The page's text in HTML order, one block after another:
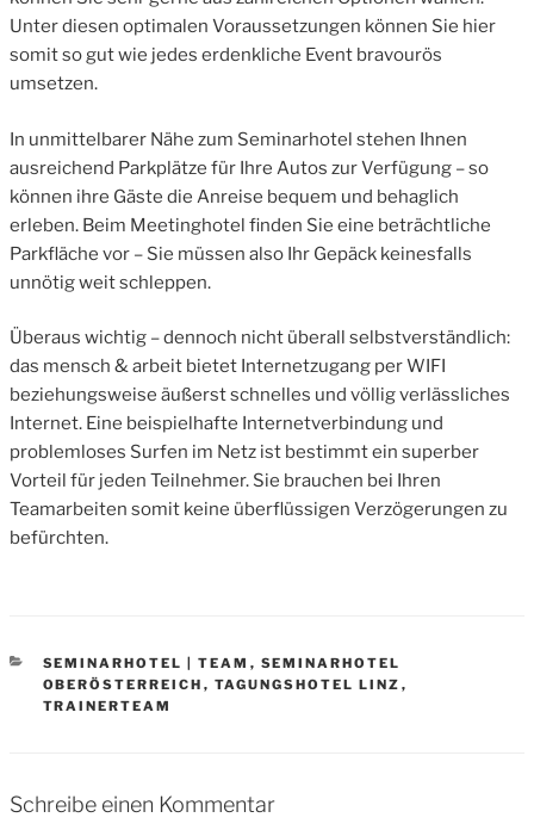
Unter diesen optimalen Voraussetzungen können Sie hier
somit so gut wie jedes erdenkliche Event bravourös
umsetzen.
In unmittelbarer Nähe zum Seminarhotel stehen Ihnen
ausreichend Parkplätze für Ihre Autos zur Verfügung – so
können ihre Gäste die Anreise bequem und behaglich
erleben. Beim Meetinghotel finden Sie eine beträchtliche
Parkfläche vor – Sie müssen also Ihr Gepäck keinesfalls
unnötig weit schleppen.
Überaus wichtig – dennoch nicht überall selbstverständlich:
das mensch & arbeit bietet Internetzugang per WIFI
beziehungsweise äußerst schnelles und völlig verlässliches
Internet. Eine beispielhafte Internetverbindung und
problemloses Surfen im Netz ist bestimmt ein superber
Vorteil für jeden Teilnehmer. Sie brauchen bei Ihren
Teamarbeiten somit keine überflüssigen Verzögerungen zu
befürchten.
CATEGORIES
SEMINARHOTEL | TEAM , SEMINARHOTEL
OBERÖSTERREICH , TAGUNGSHOTEL LINZ ,
TRAINERTEAM
Schreibe einen Kommentar